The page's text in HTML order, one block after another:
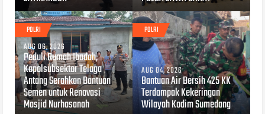
POLRI
AUG 06, 2026
Peduli Rumah Ibadah,
Kapolsubsektor Telaga
Antang Serahkan Bantuan
Semen untuk Renovasi
Masjid Nurhasanah
POLRI
AUG 04, 2026
Bantuan Air Bersih 425 KK
Terdampak Kekeringan
Wilayah Kodim Sumedang